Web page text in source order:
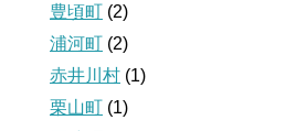
豊頃町 (2)
浦河町 (2)
赤井川村 (1)
栗山町 (1)